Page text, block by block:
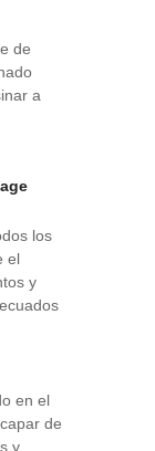
de
a
los
el
y
en el
de
y